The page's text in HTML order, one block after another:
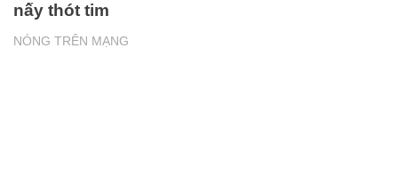
NÓNG TRÊN MẠNG
nấy thót tim